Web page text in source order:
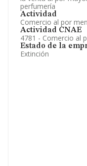
perfumería
Actividad
Comercio al por
Actividad CNAE
4781 - Comercio al
Estado de la
Extinción